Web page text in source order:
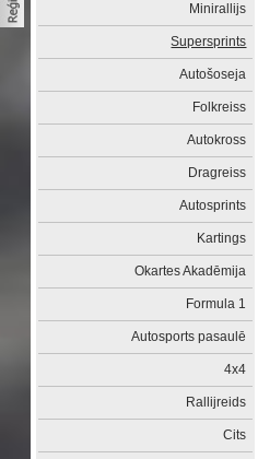
Minirallijs
Supersprints
Autošoseja
Folkreiss
Autokross
Dragreiss
Autosprints
Kartings
Okartes Akadēmija
Formula 1
Autosports pasaulē
4x4
Rallijreids
Cits